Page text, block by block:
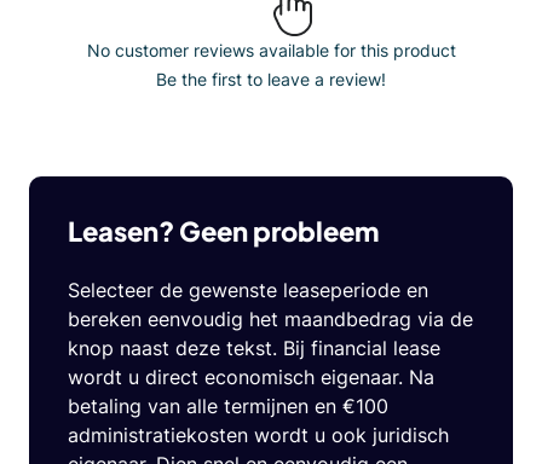
No customer reviews available for this product
Be the first to leave a review!
Leasen? Geen probleem
Selecteer de gewenste leaseperiode en
bereken eenvoudig het maandbedrag via de
knop naast deze tekst. Bij financial lease
wordt u direct economisch eigenaar. Na
betaling van alle termijnen en €100
administratiekosten wordt u ook juridisch